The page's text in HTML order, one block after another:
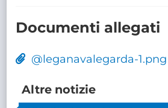
Documenti allegati
@leganavalegarda-1.png
Altre notizie